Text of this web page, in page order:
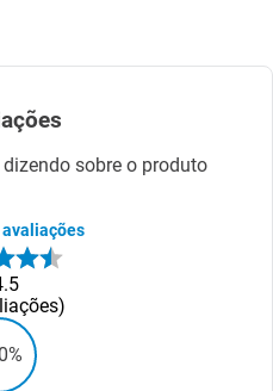
sobre o produto